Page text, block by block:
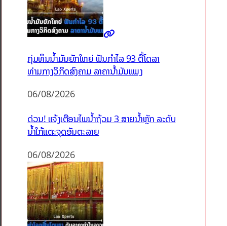
ກຸ່ມທຶນນ້ຳມັນຍັກໃຫຍ່ ຟັນກຳໄລ 93 ຕື້ໂດລາ
ທ່າມກາງວິກິດສົງຄາມ ລາຄານໍ້າມັນແພງ
06/08/2026
ດ່ວນ! ແຈ້ງເຕືອນໄພນໍ້າຖ້ວມ 3 ສາຍນໍ້າຫຼັກ ລະດັບ
ນໍ້າໃກ້ແຕະຈຸດອັນຕະລາຍ
06/08/2026